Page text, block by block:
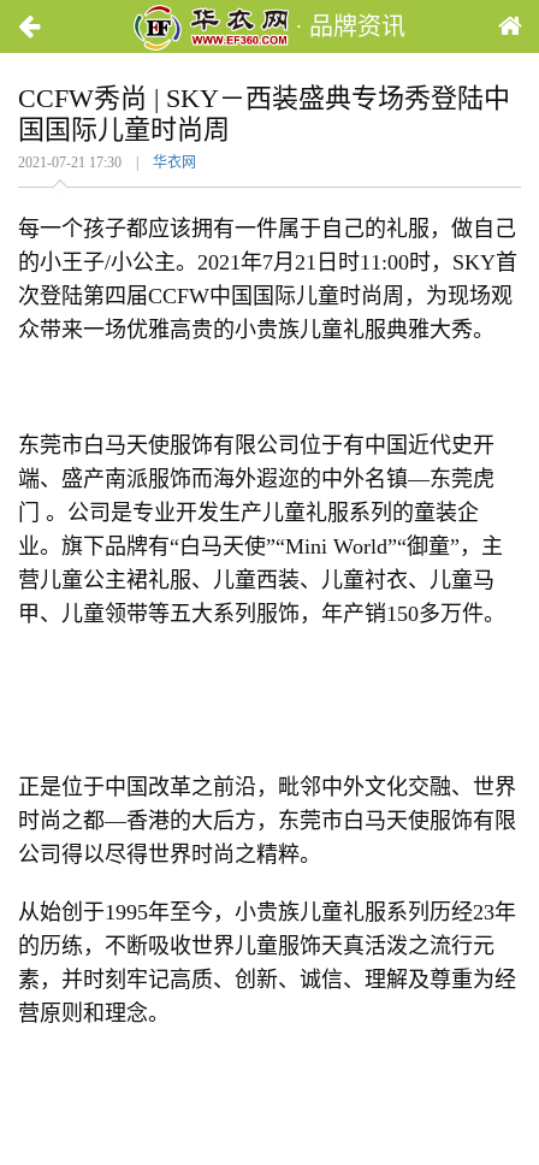
· 品牌资讯
CCFW秀尚 | SKY－西装盛典专场秀登陆中
国国际儿童时尚周
2021-07-21 17:30 | 华衣网
每一个孩子都应该拥有一件属于自己的礼服，做自己
的小王子/小公主。2021年7月21日时11:00时，SKY首
次登陆第四届CCFW中国国际儿童时尚周，为现场观
众带来一场优雅高贵的小贵族儿童礼服典雅大秀。
东莞市白马天使服饰有限公司位于有中国近代史开
端、盛产南派服饰而海外遐迩的中外名镇—东莞虎
门 。公司是专业开发生产儿童礼服系列的童装企
业。旗下品牌有“白马天使”“Mini World”“御童”，主
营儿童公主裙礼服、儿童西装、儿童衬衣、儿童马
甲、儿童领带等五大系列服饰，年产销150多万件。
正是位于中国改革之前沿，毗邻中外文化交融、世界
时尚之都—香港的大后方，东莞市白马天使服饰有限
公司得以尽得世界时尚之精粹。
从始创于1995年至今，小贵族儿童礼服系列历经23年
的历练，不断吸收世界儿童服饰天真活泼之流行元
素，并时刻牢记高质、创新、诚信、理解及尊重为经
营原则和理念。